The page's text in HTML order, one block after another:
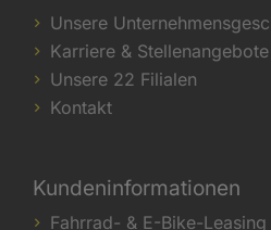
Unsere
Karriere & Stellenangebote
Unsere 22 Filialen
Kontakt
Kundeninformationen
Fahrrad- & E-Bike-Leasing